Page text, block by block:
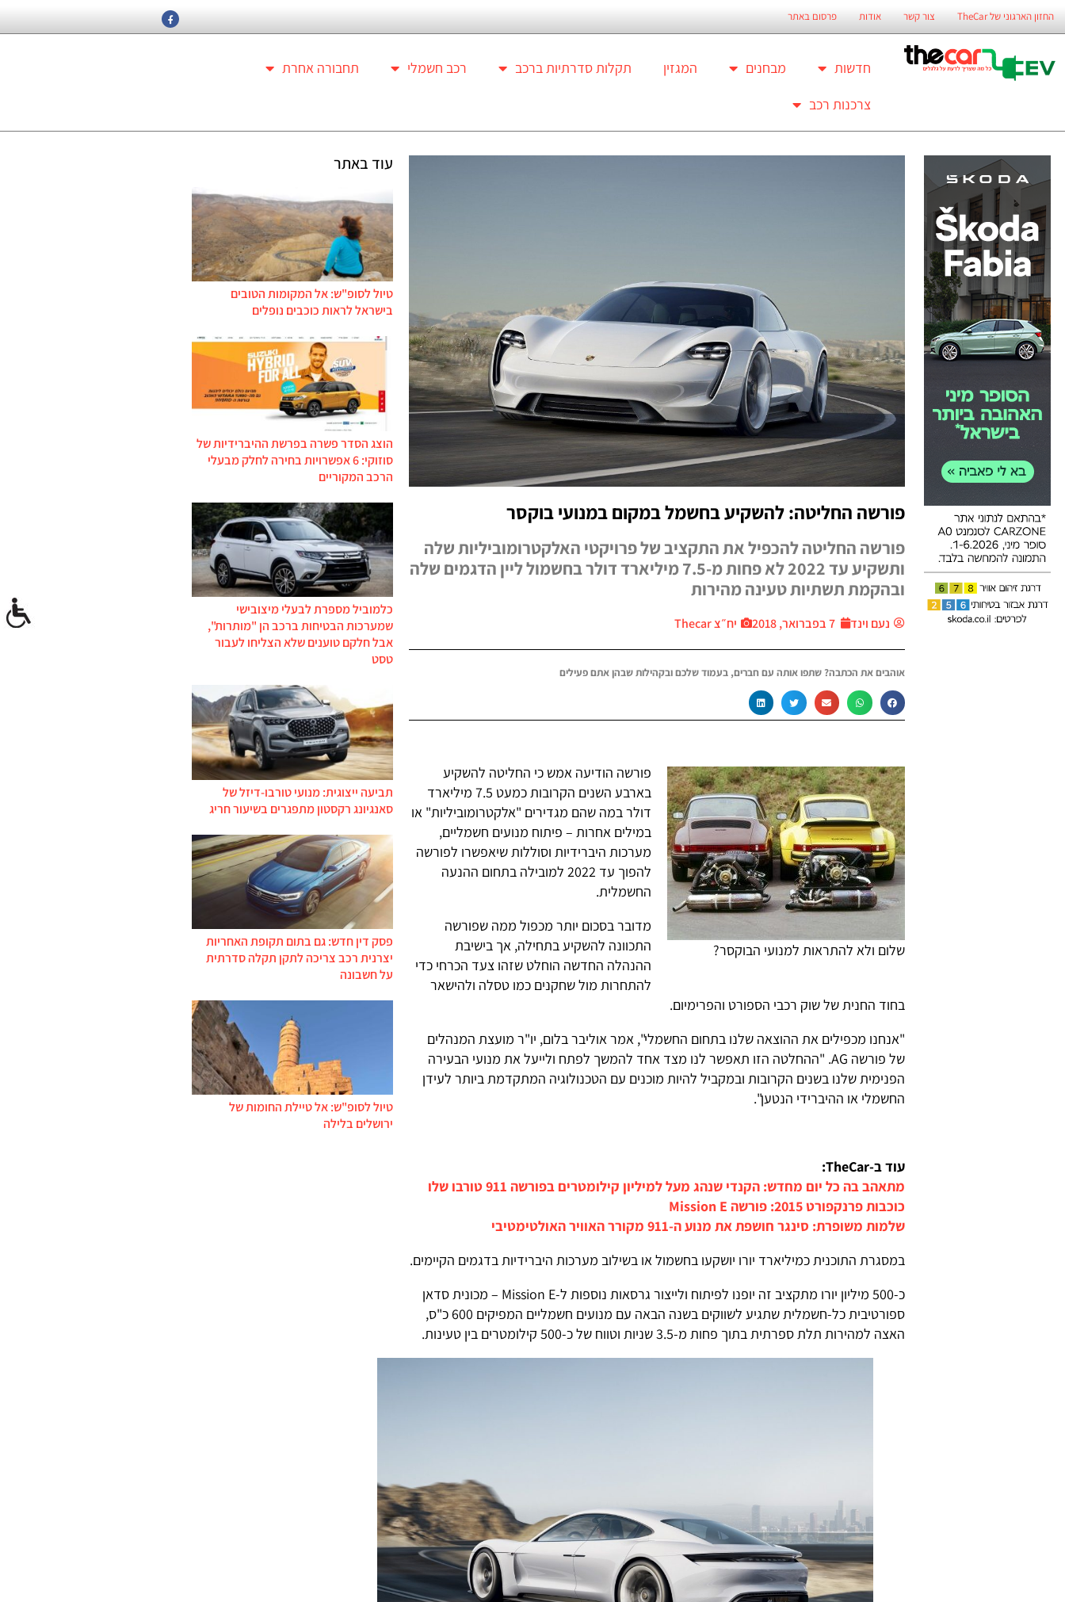
החזון הארגוני של TheCar צור קשר אודות פרסום באתר
חדשות מבחנים המגזין תקלות סדרתיות ברכב רכב חשמלי
תחבורה אחרת
צרכנות רכב
פורשה החליטה: להשקיע בחשמל במקום במנועי בוקסר
פורשה החליטה להכפיל את התקציב של פרויקטי האלקטרומוביליות שלה
ותשקיע עד 2022 לא פחות מ-7.5 מיליארד דולר בחשמול ליין הדגמים שלה
ובהקמת תשתיות טעינה מהירות
נעם וינד 7 בפברואר, 2018 יח״צ Thecar
אוהבים את הכתבה? שתפו אותה עם חברים, בעמוד שלכם ובקהילות שבהן אתם פעילים
שלום ולא להתראות למנועי הבוקסר?
פורשה הודיעה אמש כי החליטה להשקיע
בארבע השנים הקרובות כמעט 7.5 מיליארד
דולר במה שהם מגדירים "אלקטרומוביליות" או
במילים אחרות – פיתוח מנועים חשמליים,
מערכות היברידיות וסוללות שיאפשרו לפורשה
להפוך עד 2022 למובילה בתחום ההנעה
החשמלית.
מדובר בסכום יותר מכפול ממה שפורשה
התכוונה להשקיע בתחילה, אך בישיבת
ההנהלה החדשה הוחלט שזהו צעד הכרחי כדי
להתחרות מול שחקנים כמו טסלה ולהישאר
בחוד החנית של שוק רכבי הספורט והפרימיום.
"אנחנו מכפילים את ההוצאה שלנו בתחום החשמלי", אמר אוליבר בלום, יו"ר מועצת המנהלים
של פורשה AG. "ההחלטה הזו תאפשר לנו מצד אחד להמשך לפתח ולייעל את מנועי הבעירה
הפנימית שלנו בשנים הקרובות ובמקביל להיות מוכנים עם הטכנולוגיה המתקדמת ביותר לעידן
החשמלי או ההיברידי הנטען".
עוד ב-TheCar:
מתאהב בה כל יום מחדש: הקנדי שנהג מעל למיליון קילומטרים בפורשה 911 טורבו שלו
כוכבות פרנקפורט 2015: פורשה Mission E
שלמות משופרת: סינגר חושפת את מנוע ה-911 מקורר האוויר האולטימטיבי
במסגרת התוכנית כמיליארד יורו יושקעו בחשמול או בשילוב מערכות היברידיות בדגמים הקיימים.
כ-500 מיליון יורו מתקציב זה יופנו לפיתוח ולייצור גרסאות נוספות ל-Mission E – מכונית סדאן
ספורטיבית כל-חשמלית שתגיע לשווקים בשנה הבאה עם מנועים חשמליים המפיקים 600 כ"ס,
האצה למהירות תלת ספרתית בתוך פחות מ-3.5 שניות וטווח של כ-500 קילומטרים בין טעינות.
עוד באתר
טיול לסופ"ש: אל המקומות הטובים
בישראל לראות כוכבים נופלים
הוצג הסדר פשרה בפרשת ההיברידיות של
סוזוקי: 6 אפשרויות בחירה לחלק מבעלי
הרכב המקוריים
כלמוביל מספרת לבעלי מיצובישי
שמערכות הבטיחות ברכב הן "מותרות",
אבל חלקם טוענים שלא הצליחו לעבור
טסט
תביעה ייצוגית: מנועי טורבו-דיזל של
סאנגיונג רקסטון מתפגרים בשיעור חריג
פסק דין חדש: גם בתום תקופת האחריות
יצרנית רכב צריכה לתקן תקלה סדרתית
על חשבונה
טיול לסופ"ש: אל טיילת החומות של
ירושלים בלילה